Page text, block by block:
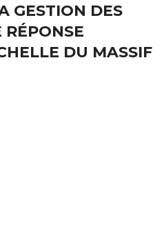
GESTION DES
RÉPONSE
DU MASSIF